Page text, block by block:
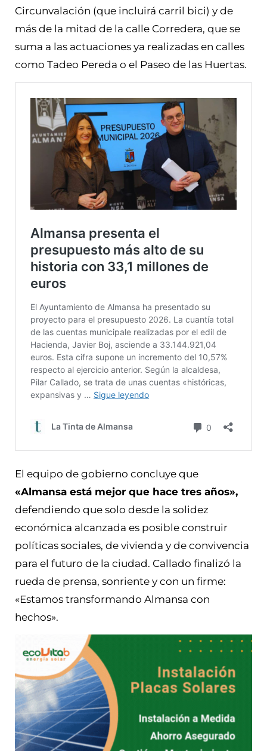
Circunvalación (que incluirá carril bici) y de
más de la mitad de la calle Corredera, que se
suma a las actuaciones ya realizadas en calles
como Tadeo Pereda o el Paseo de las Huertas.
El equipo de gobierno concluye que
«Almansa está mejor que hace tres años»,
defendiendo que solo desde la solidez
económica alcanzada es posible construir
políticas sociales, de vivienda y de convivencia
para el futuro de la ciudad. Callado finalizó la
rueda de prensa, sonriente y con un firme:
«Estamos transformando Almansa con
hechos».